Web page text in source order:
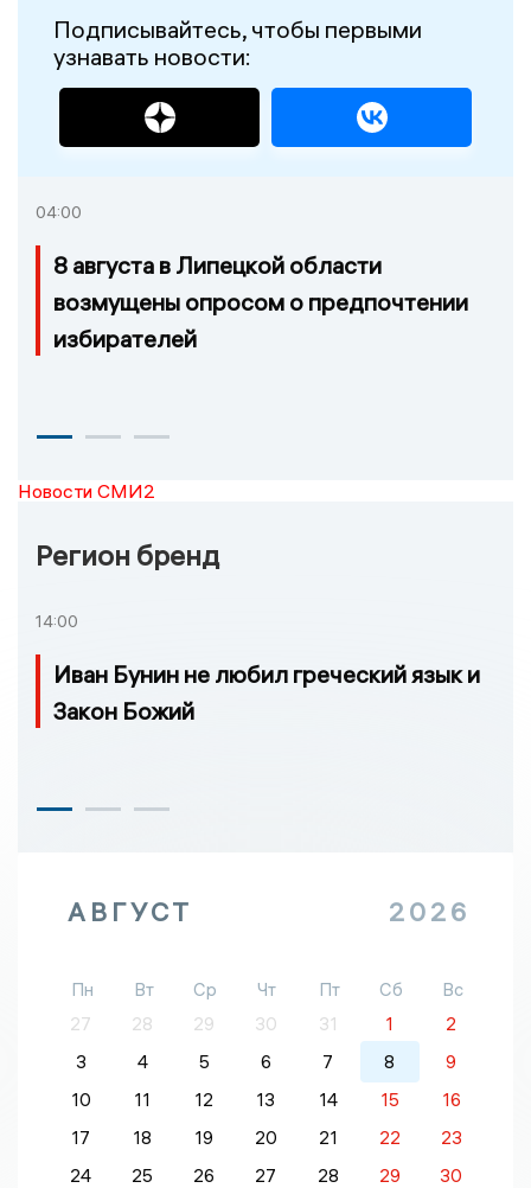
Подписывайтесь, чтобы первыми
узнавать новости:
04:00
8 августа в Липецкой области
возмущены опросом о предпочтении
избирателей
Новости СМИ2
Регион бренд
14:00
Иван Бунин не любил греческий язык и
Закон Божий
АВГУСТ 2026
Пн Вт Ср Чт Пт Сб
Вс
27
28 29 30 31 1
2
3
4 5 6 7 8
9
10
11 12 13 14 15
16
17
18 19 20 21 22
23
24
25 26 27 28 29
30